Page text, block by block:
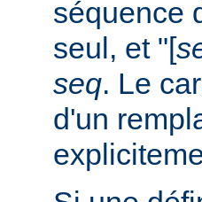
séquence
seul, et "[
seq. Le
d'un